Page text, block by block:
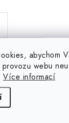
abychom
webu
Více informací